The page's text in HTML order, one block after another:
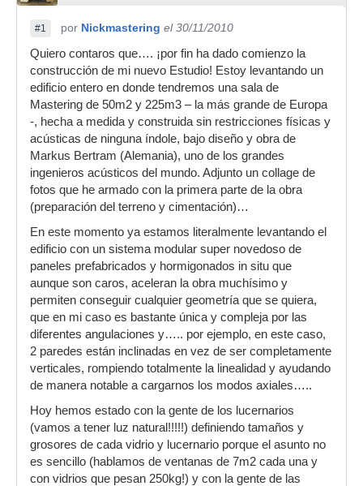
#1 por Nickmastering el 30/11/2010
Quiero contaros que…. ¡por fin ha dado comienzo la
construcción de mi nuevo Estudio! Estoy levantando un
edificio entero en donde tendremos una sala de
Mastering de 50m2 y 225m3 – la más grande de Europa
-, hecha a medida y construida sin restricciones físicas y
acústicas de ninguna índole, bajo diseño y obra de
Markus Bertram (Alemania), uno de los grandes
ingenieros acústicos del mundo. Adjunto un collage de
fotos que he armado con la primera parte de la obra
(preparación del terreno y cimentación)…
En este momento ya estamos literalmente levantando el
edificio con un sistema modular super novedoso de
paneles prefabricados y hormigonados in situ que
aunque son caros, aceleran la obra muchísimo y
permiten conseguir cualquier geometría que se quiera,
que en mi caso es bastante única y compleja por las
diferentes angulaciones y….. por ejemplo, en este caso,
2 paredes están inclinadas en vez de ser completamente
verticales, rompiendo totalmente la linealidad y ayudando
de manera notable a cargarnos los modos axiales…..
Hoy hemos estado con la gente de los lucernarios
(vamos a tener luz natural!!!!!) definiendo tamaños y
grosores de cada vidrio y lucernario porque el asunto no
es sencillo (hablamos de ventanas de 7m2 cada una y
con vidrios que pesan 250kg!) y con la gente de las